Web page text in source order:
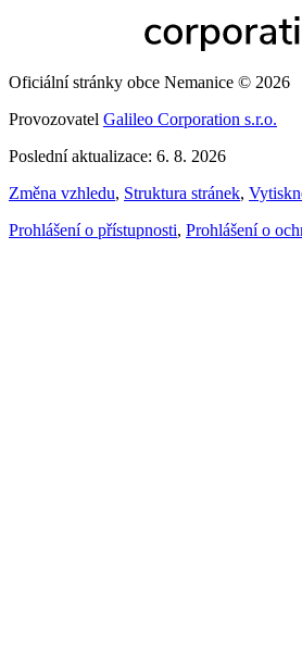
Oficiální stránky obce Nemanice © 2026
Provozovatel Galileo Corporation s.r.o.
Poslední aktualizace: 6. 8. 2026
Změna vzhledu, Struktura stránek,
Prohlášení o přístupnosti, Prohlášení o